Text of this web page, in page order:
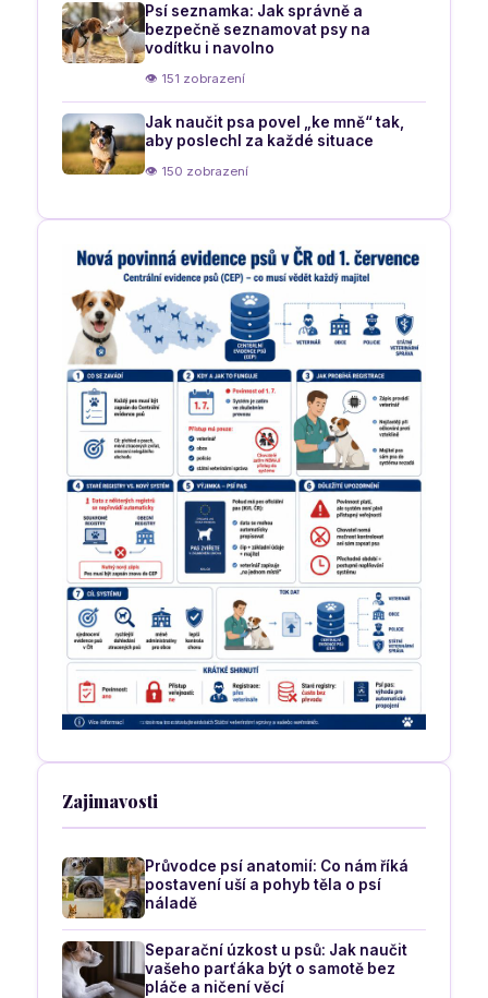
Psí seznamka: Jak správně a
bezpečně seznamovat psy na
vodítku i navolno
👁 151 zobrazení
Jak naučit psa povel „ke mně“ tak,
aby poslechl za každé situace
👁 150 zobrazení
Zajimavosti
Průvodce psí anatomií: Co nám říká
postavení uší a pohyb těla o psí
náladě
Separační úzkost u psů: Jak naučit
vašeho parťáka být o samotě bez
pláče a ničení věcí